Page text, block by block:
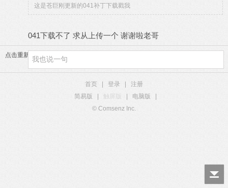
这是苍巨刚更新的041补丁下载戳我
041下载不了 求从上传一个 谢谢啦老哥
点击重新加载
首页 登录
注册
简易版
触屏版 电脑版
© Comsenz Inc.